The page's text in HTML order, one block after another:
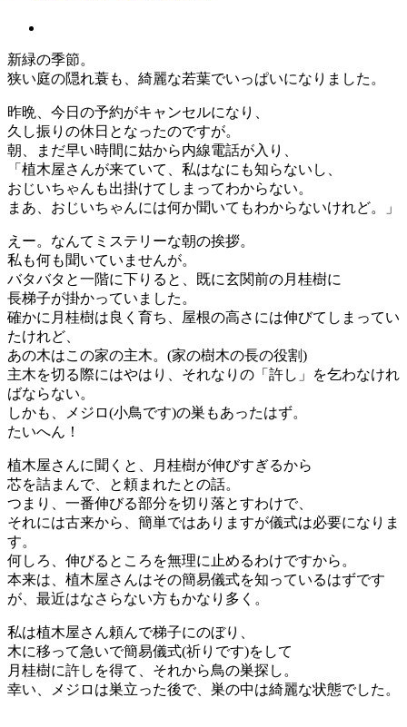
新緑の季節。
狭い庭の隠れ蓑も、綺麗な若葉でいっぱいになりました。
昨晩、今日の予約がキャンセルになり、
久し振りの休日となったのですが。
朝、まだ早い時間に姑から内線電話が入り、
「植木屋さんが来ていて、私はなにも知らないし、
おじいちゃんも出掛けてしまってわからない。
まあ、おじいちゃんには何か聞いてもわからないけれど。」
えー。なんてミステリーな朝の挨拶。
私も何も聞いていませんが。
バタバタと一階に下りると、既に玄関前の月桂樹に
長梯子が掛かっていました。
確かに月桂樹は良く育ち、屋根の高さには伸びてしまってい
たけれど、
あの木はこの家の主木。(家の樹木の長の役割)
主木を切る際にはやはり、それなりの「許し」を乞わなけれ
ばならない。
しかも、メジロ(小鳥です)の巣もあったはず。
たいへん！
植木屋さんに聞くと、月桂樹が伸びすぎるから
芯を詰まんで、と頼まれたとの話。
つまり、一番伸びる部分を切り落とすわけで、
それには古来から、簡単ではありますが儀式は必要になりま
す。
何しろ、伸びるところを無理に止めるわけですから。
本来は、植木屋さんはその簡易儀式を知っているはずです
が、最近はなさらない方もかなり多く。
私は植木屋さん頼んで梯子にのぼり、
木に移って急いで簡易儀式(祈りです)をして
月桂樹に許しを得て、それから鳥の巣探し。
幸い、メジロは巣立った後で、巣の中は綺麗な状態でした。